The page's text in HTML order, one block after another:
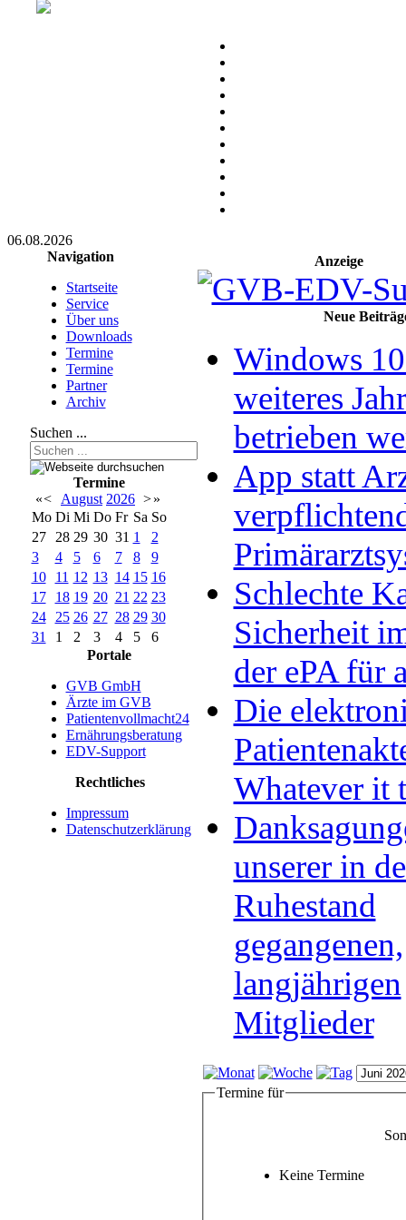
06.08.2026
Navigation
Startseite
Service
Über uns
Downloads
Termine
Termine
Partner
Archiv
Suchen ...
Termine
«< August 2026 >»
Mo Di Mi Do Fr Sa So
27
28 29 30 31 1
2
3
4 5 6 7 8
9
10
11 12 13 14 15 16
17
18 19 20 21 22 23
24
25 26 27 28 29 30
31
1 2 3 4 5
6
Portale
GVB GmbH
Ärzte im GVB
Patientenvollmacht24
Ernährungsberatung
EDV-Support
Rechtliches
Impressum
Datenschutzerklärung
Anzeige
Neue
Windows
weiteres
betrieben
App statt
Schlechte
Sicherheit
der ePA für
Die
Whatever it
unserer in
Ruhestand
gegangenen,
langjährigen
Mitglieder
Termine für
Keine Termine